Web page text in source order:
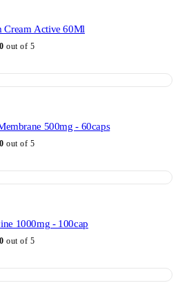
Cream Active 60Ml
0 out of 5
500mg - 60caps
0 out of 5
1000mg - 100cap
0 out of 5